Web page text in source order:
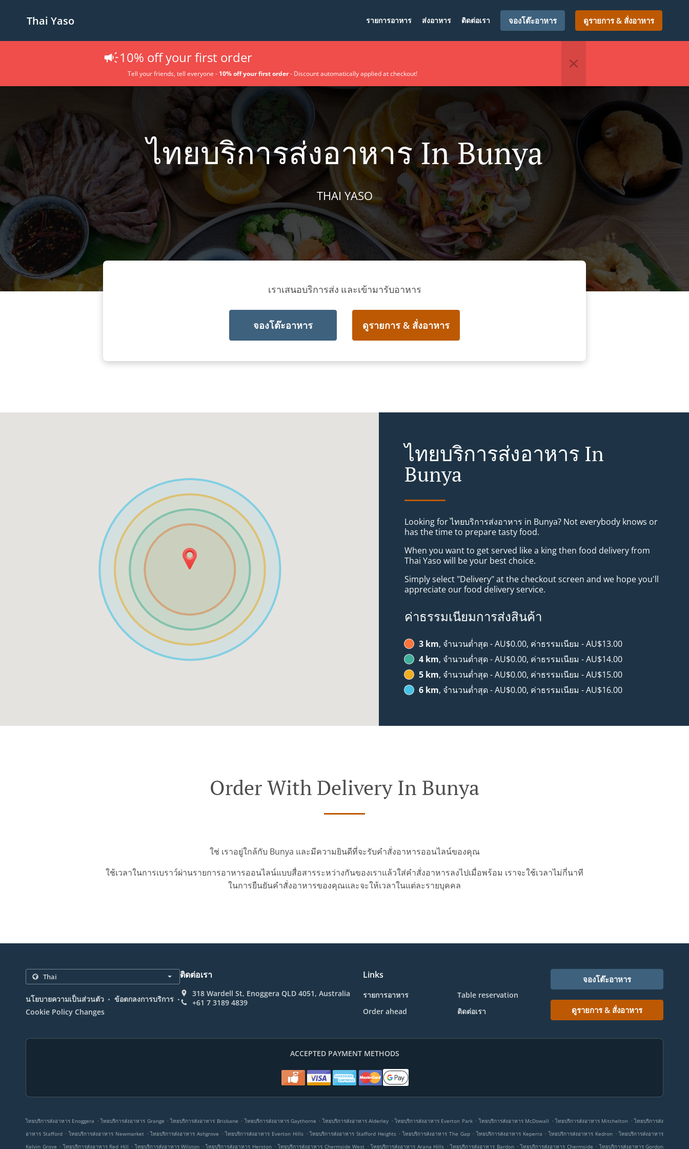
Thai Yaso รายการอาหาร ส่งอาหาร ติดต่อเรา จองโต๊ะอาหาร ดูรายการ & สั่งอาหาร
10% off your first order
Tell your friends, tell everyone - 10% off your first order- Discount automatically applied at checkout!
ไทยบริการส่งอาหาร In Bunya
THAI YASO
เราเสนอบริการส่ง และเข้ามารับอาหาร
จองโต๊ะอาหาร ดูรายการ & สั่งอาหาร
ไทยบริการส่งอาหาร In
Bunya
Looking for ไทยบริการส่งอาหาร in Bunya? Not everybody knows or
has the time to prepare tasty food.
When you want to get served like a king then food delivery from
Thai Yaso will be your best choice.
Simply select "Delivery" at the checkout screen and we hope you'll
appreciate our food delivery service.
ค่าธรรมเนียมการส่งสินค้า
3 km, จำนวนต่ำสุด - AU$0.00, ค่าธรรมเนียม - AU$13.00
4 km, จำนวนต่ำสุด - AU$0.00, ค่าธรรมเนียม - AU$14.00
5 km, จำนวนต่ำสุด - AU$0.00, ค่าธรรมเนียม - AU$15.00
6 km, จำนวนต่ำสุด - AU$0.00, ค่าธรรมเนียม - AU$16.00
Order With Delivery In Bunya
ใช่ เราอยู่ใกล้กับ Bunya และมีความยินดีที่จะรับคำสั่งอาหารออนไลน์ของคุณ
ใช้เวลาในการเบราว์ผ่านรายการอาหารออนไลน์แบบสื่อสารระหว่างกันของเราแล้วใส่คำสั่งอาหารลงไปเมื่อพร้อม เราจะใช้เวลาไม่กี่นาที
ในการยืนยันคำสั่งอาหารของคุณและจะให้เวลาในแต่ละรายบุคคล
นโยบายความเป็นส่วนตัว . ข้อตกลงการบริการ .
Cookie Policy Changes
ติดต่อเรา
318 Wardell St, Enoggera QLD 4051, Australia
+61 7 3189 4839
Links
รายการอาหาร
Table reservation
Order ahead
ติดต่อเรา
จองโต๊ะอาหาร
ดูรายการ & สั่งอาหาร
ACCEPTED PAYMENT METHODS
ไทยบริการส่งอาหาร Enoggera . ไทยบริการส่งอาหาร Grange . ไทยบริการส่งอาหาร Brisbane . ไทยบริการส่งอาหาร Gaythorne . ไทยบริการส่งอาหาร Alderley . ไทยบริการส่งอาหาร Everton Park . ไทยบริการส่งอาหาร McDowall . ไทยบริการส่งอาหาร Mitchelton . ไทยบริการส่ง
อาหาร Stafford . ไทยบริการส่งอาหาร Newmarket . ไทยบริการส่งอาหาร Ashgrove . ไทยบริการส่งอาหาร Everton Hills . ไทยบริการส่งอาหาร Stafford Heights . ไทยบริการส่งอาหาร The Gap . ไทยบริการส่งอาหาร Keperra . ไทยบริการส่งอาหาร Kedron . ไทยบริการส่งอาหาร
Kelvin Grove . ไทยบริการส่งอาหาร Red Hill . ไทยบริการส่งอาหาร Wilston . ไทยบริการส่งอาหาร Herston . ไทยบริการส่งอาหาร Chermside West . ไทยบริการส่งอาหาร Arana Hills . ไทยบริการส่งอาหาร Bardon . ไทยบริการส่งอาหาร Chermside . ไทยบริการส่งอาหาร Gordon